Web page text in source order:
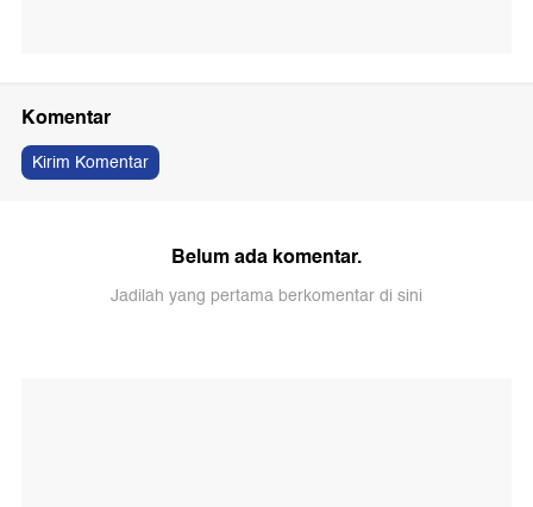
Komentar
Kirim Komentar
Belum ada komentar.
Jadilah yang pertama berkomentar di sini